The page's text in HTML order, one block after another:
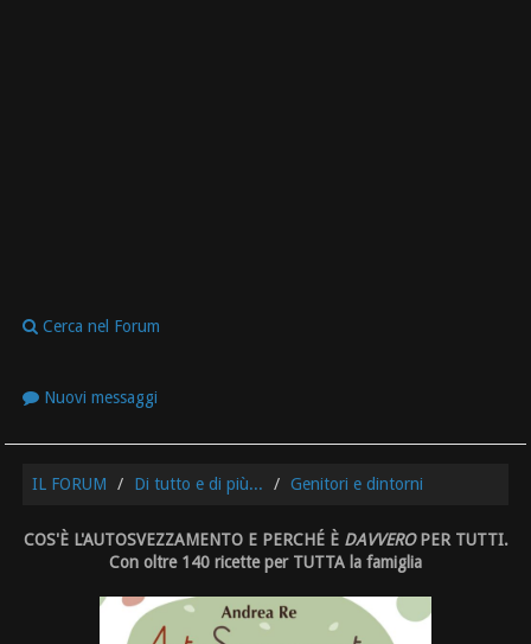
Cerca nel Forum
Nuovi messaggi
IL FORUM Di tutto e di più... Genitori e dintorni
COS'È L'AUTOSVEZZAMENTO E PERCHÉ È DAVVEROPER TUTTI.
Con oltre 140 ricette per TUTTA la famiglia